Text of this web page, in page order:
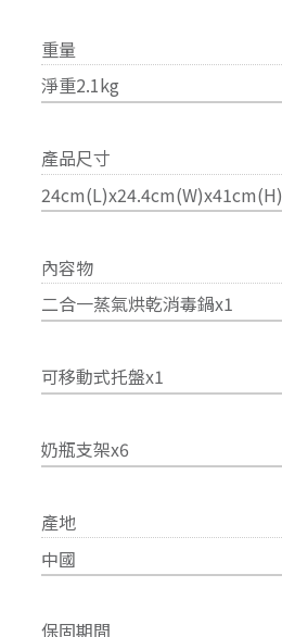
重量
淨重2.1kg
產品尺寸
24cm(L)x24.4cm(W)x41cm(H)
內容物
二合一蒸氣烘乾消毒鍋x1
可移動式托盤x1
奶瓶支架x6
產地
中國
保固期間